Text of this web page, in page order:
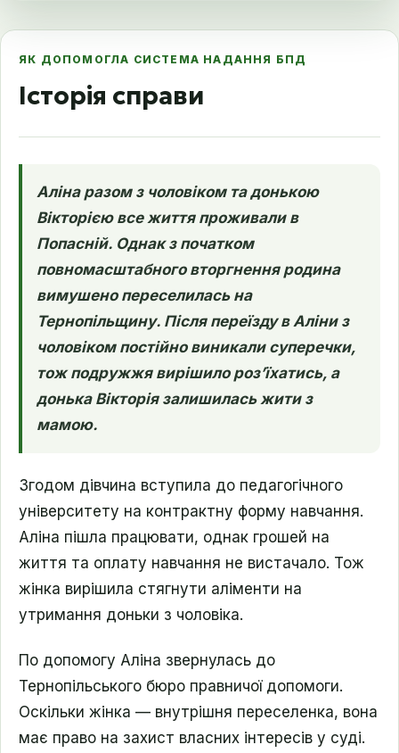
ЯК ДОПОМОГЛА СИСТЕМА НАДАННЯ БПД
Історія справи
Аліна разом з чоловіком та донькою
Вікторією все життя проживали в
Попасній. Однак з початком
повномасштабного вторгнення родина
вимушено переселилась на
Тернопільщину. Після переїзду в Аліни з
чоловіком постійно виникали суперечки,
тож подружжя вирішило роз’їхатись, а
донька Вікторія залишилась жити з
мамою.
Згодом дівчина вступила до педагогічного
університету на контрактну форму навчання.
Аліна пішла працювати, однак грошей на
життя та оплату навчання не вистачало. Тож
жінка вирішила стягнути аліменти на
утримання доньки з чоловіка.
По допомогу Аліна звернулась до
Тернопільського бюро правничої допомоги.
Оскільки жінка — внутрішня переселенка, вона
має право на захист власних інтересів у суді.